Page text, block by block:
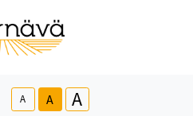
A A A